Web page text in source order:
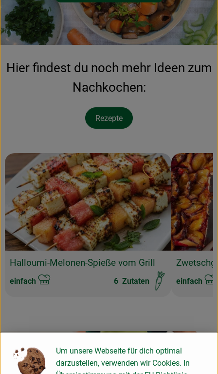
Hier findest du noch mehr Ideen zum
Nachkochen:
Rezepte
Halloumi-Melonen-Spieße vom Grill
Schwierigkeit:
einfach 6 Zutaten
Rezept zu
einfach
Um unsere Webseite für dich optimal
darzustellen, verwenden wir Cookies. In